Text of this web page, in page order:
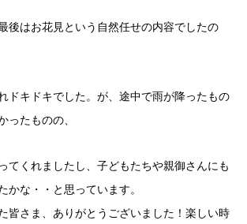
後はお花見という自然任せの内容でしたの
ドキドキでした。が、途中で雨が降ったもの
ったものの、
てくれましたし、子どもたちや親御さんにも
かな・・と思っています。
皆さま、ありがとうございました！楽しい時